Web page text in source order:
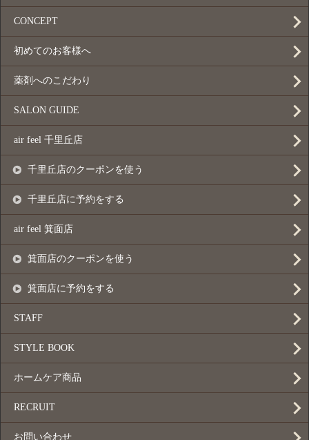
CONCEPT
初めてのお客様へ
薬剤へのこだわり
SALON GUIDE
air feel 千里丘店
千里丘店のクーポンを使う
千里丘店に予約をする
air feel 箕面店
箕面店のクーポンを使う
箕面店に予約をする
STAFF
STYLE BOOK
ホームケア商品
RECRUIT
お問い合わせ